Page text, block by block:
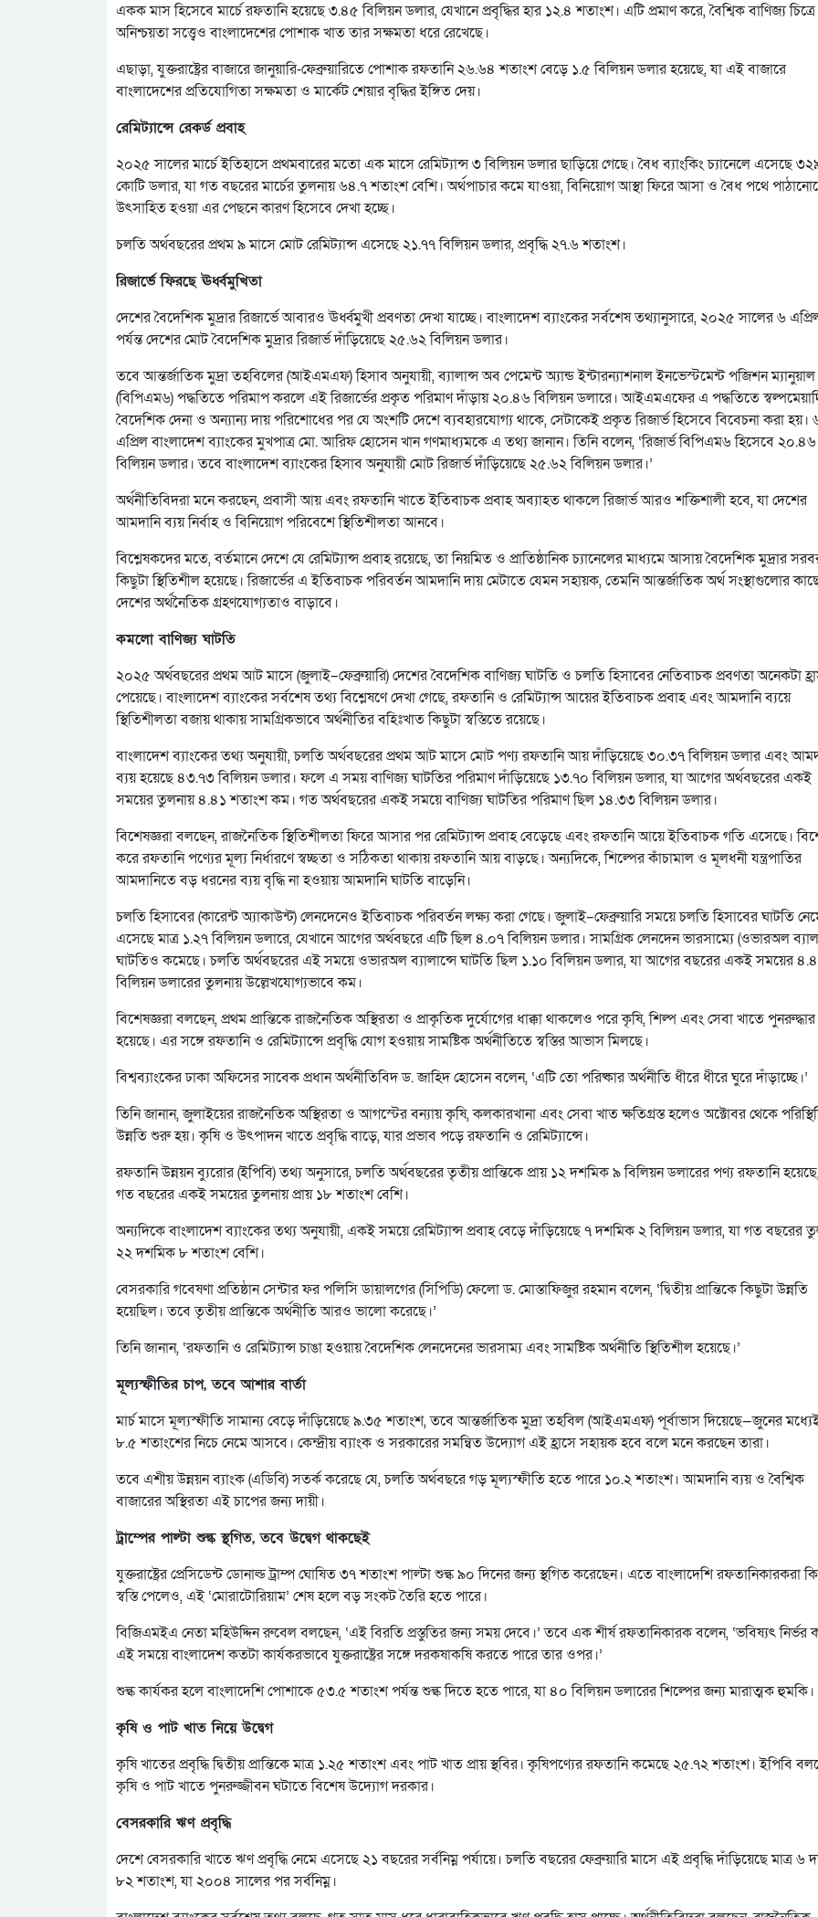
একক মাস হিসেবে মার্চে রফতানি হয়েছে ৩.৪৫ বিলিয়ন ডলার, যেখানে প্রবৃদ্ধির হার ১২.৪ শতাংশ। এটি প্রমাণ করে, বৈশ্বিক বাণিজ্য চিত্রে
অনিশ্চয়তা সত্ত্বেও বাংলাদেশের পোশাক খাত তার সক্ষমতা ধরে রেখেছে।
এছাড়া, যুক্তরাষ্ট্রের বাজারে জানুয়ারি-ফেব্রুয়ারিতে পোশাক রফতানি ২৬.৬৪ শতাংশ বেড়ে ১.৫ বিলিয়ন ডলার হয়েছে, যা এই বাজারে
বাংলাদেশের প্রতিযোগিতা সক্ষমতা ও মার্কেট শেয়ার বৃদ্ধির ইঙ্গিত দেয়।
রেমিট্যান্সে রেকর্ড প্রবাহ
২০২৫ সালের মার্চে ইতিহাসে প্রথমবারের মতো এক মাসে রেমিট্যান্স ৩ বিলিয়ন ডলার ছাড়িয়ে গেছে। বৈধ ব্যাংকিং চ্যানেলে এসেছে
কোটি ডলার, যা গত বছরের মার্চের তুলনায় ৬৪.৭ শতাংশ বেশি। অর্থপাচার কমে যাওয়া, বিনিয়োগ আস্থা ফিরে আসা ও বৈধ পথে
উৎসাহিত হওয়া এর পেছনে কারণ হিসেবে দেখা হচ্ছে।
চলতি অর্থবছরের প্রথম ৯ মাসে মোট রেমিট্যান্স এসেছে ২১.৭৭ বিলিয়ন ডলার, প্রবৃদ্ধি ২৭.৬ শতাংশ।
রিজার্ভে ফিরছে ঊর্ধ্বমুখিতা
দেশের বৈদেশিক মুদ্রার রিজার্ভে আবারও ঊর্ধ্বমুখী প্রবণতা দেখা যাচ্ছে। বাংলাদেশ ব্যাংকের সর্বশেষ তথ্যানুসারে, ২০২৫ সালের ৬
পর্যন্ত দেশের মোট বৈদেশিক মুদ্রার রিজার্ভ দাঁড়িয়েছে ২৫.৬২ বিলিয়ন ডলার।
তবে আন্তর্জাতিক মুদ্রা তহবিলের (আইএমএফ) হিসাব অনুযায়ী, ব্যালান্স অব পেমেন্ট অ্যান্ড ইন্টারন্যাশনাল ইনভেস্টমেন্ট পজিশন ম্যানুয়াল
(বিপিএম৬) পদ্ধতিতে পরিমাপ করলে এই রিজার্ভের প্রকৃত পরিমাণ দাঁড়ায় ২০.৪৬ বিলিয়ন ডলারে। আইএমএফের এ পদ্ধতিতে
বৈদেশিক দেনা ও অন্যান্য দায় পরিশোধের পর যে অংশটি দেশে ব্যবহারযোগ্য থাকে, সেটাকেই প্রকৃত রিজার্ভ হিসেবে বিবেচনা করা হয়।
এপ্রিল বাংলাদেশ ব্যাংকের মুখপাত্র মো. আরিফ হোসেন খান গণমাধ্যমকে এ তথ্য জানান। তিনি বলেন, ‘রিজার্ভ বিপিএম৬ হিসেবে ২০.৪৬
বিলিয়ন ডলার। তবে বাংলাদেশ ব্যাংকের হিসাব অনুযায়ী মোট রিজার্ভ দাঁড়িয়েছে ২৫.৬২ বিলিয়ন ডলার।’
অর্থনীতিবিদরা মনে করছেন, প্রবাসী আয় এবং রফতানি খাতে ইতিবাচক প্রবাহ অব্যাহত থাকলে রিজার্ভ আরও শক্তিশালী হবে, যা দেশের
আমদানি ব্যয় নির্বাহ ও বিনিয়োগ পরিবেশে স্থিতিশীলতা আনবে।
বিশ্লেষকদের মতে, বর্তমানে দেশে যে রেমিট্যান্স প্রবাহ রয়েছে, তা নিয়মিত ও প্রাতিষ্ঠানিক চ্যানেলের মাধ্যমে আসায় বৈদেশিক মুদ্রার
কিছুটা স্থিতিশীল হয়েছে। রিজার্ভের এ ইতিবাচক পরিবর্তন আমদানি দায় মেটাতে যেমন সহায়ক, তেমনি আন্তর্জাতিক অর্থ সংস্থাগুলোর
দেশের অর্থনৈতিক গ্রহণযোগ্যতাও বাড়াবে।
কমলো বাণিজ্য ঘাটতি
২০২৫ অর্থবছরের প্রথম আট মাসে (জুলাই–ফেব্রুয়ারি) দেশের বৈদেশিক বাণিজ্য ঘাটতি ও চলতি হিসাবের নেতিবাচক প্রবণতা অনেকটা
পেয়েছে। বাংলাদেশ ব্যাংকের সর্বশেষ তথ্য বিশ্লেষণে দেখা গেছে, রফতানি ও রেমিট্যান্স আয়ের ইতিবাচক প্রবাহ এবং আমদানি ব্যয়ে
স্থিতিশীলতা বজায় থাকায় সামগ্রিকভাবে অর্থনীতির বহিঃখাত কিছুটা স্বস্তিতে রয়েছে।
বাংলাদেশ ব্যাংকের তথ্য অনুযায়ী, চলতি অর্থবছরের প্রথম আট মাসে মোট পণ্য রফতানি আয় দাঁড়িয়েছে ৩০.৩৭ বিলিয়ন ডলার এবং
ব্যয় হয়েছে ৪৩.৭৩ বিলিয়ন ডলার। ফলে এ সময় বাণিজ্য ঘাটতির পরিমাণ দাঁড়িয়েছে ১৩.৭০ বিলিয়ন ডলার, যা আগের অর্থবছরের একই
সময়ের তুলনায় ৪.৪১ শতাংশ কম। গত অর্থবছরের একই সময়ে বাণিজ্য ঘাটতির পরিমাণ ছিল ১৪.৩৩ বিলিয়ন ডলার।
বিশেষজ্ঞরা বলছেন, রাজনৈতিক স্থিতিশীলতা ফিরে আসার পর রেমিট্যান্স প্রবাহ বেড়েছে এবং রফতানি আয়ে ইতিবাচক গতি এসেছে।
করে রফতানি পণ্যের মূল্য নির্ধারণে স্বচ্ছতা ও সঠিকতা থাকায় রফতানি আয় বাড়ছে। অন্যদিকে, শিল্পের কাঁচামাল ও মূলধনী যন্ত্রপাতির
আমদানিতে বড় ধরনের ব্যয় বৃদ্ধি না হওয়ায় আমদানি ঘাটতি বাড়েনি।
চলতি হিসাবের (কারেন্ট অ্যাকাউন্ট) লেনদেনেও ইতিবাচক পরিবর্তন লক্ষ্য করা গেছে। জুলাই–ফেব্রুয়ারি সময়ে চলতি হিসাবের ঘাটতি
এসেছে মাত্র ১.২৭ বিলিয়ন ডলারে, যেখানে আগের অর্থবছরে এটি ছিল ৪.০৭ বিলিয়ন ডলার। সামগ্রিক লেনদেন ভারসাম্যে (ওভারঅল
ঘাটতিও কমেছে। চলতি অর্থবছরের এই সময়ে ওভারঅল ব্যালান্সে ঘাটতি ছিল ১.১০ বিলিয়ন ডলার, যা আগের বছরের একই সময়ের
বিলিয়ন ডলারের তুলনায় উল্লেখযোগ্যভাবে কম।
বিশেষজ্ঞরা বলছেন, প্রথম প্রান্তিকে রাজনৈতিক অস্থিরতা ও প্রাকৃতিক দুর্যোগের ধাক্কা থাকলেও পরে কৃষি, শিল্প এবং সেবা খাতে
হয়েছে। এর সঙ্গে রফতানি ও রেমিট্যান্সে প্রবৃদ্ধি যোগ হওয়ায় সামষ্টিক অর্থনীতিতে স্বস্তির আভাস মিলছে।
বিশ্বব্যাংকের ঢাকা অফিসের সাবেক প্রধান অর্থনীতিবিদ ড. জাহিদ হোসেন বলেন, ‘এটি তো পরিষ্কার অর্থনীতি ধীরে ধীরে ঘুরে দাঁড়াচ্ছে।’
তিনি জানান, জুলাইয়ের রাজনৈতিক অস্থিরতা ও আগস্টের বন্যায় কৃষি, কলকারখানা এবং সেবা খাত ক্ষতিগ্রস্ত হলেও অক্টোবর থেকে
উন্নতি শুরু হয়। কৃষি ও উৎপাদন খাতে প্রবৃদ্ধি বাড়ে, যার প্রভাব পড়ে রফতানি ও রেমিট্যান্সে।
রফতানি উন্নয়ন ব্যুরোর (ইপিবি) তথ্য অনুসারে, চলতি অর্থবছরের তৃতীয় প্রান্তিকে প্রায় ১২ দশমিক ৯ বিলিয়ন ডলারের পণ্য রফতানি
গত বছরের একই সময়ের তুলনায় প্রায় ১৮ শতাংশ বেশি।
অন্যদিকে বাংলাদেশ ব্যাংকের তথ্য অনুযায়ী, একই সময়ে রেমিট্যান্স প্রবাহ বেড়ে দাঁড়িয়েছে ৭ দশমিক ২ বিলিয়ন ডলার, যা গত বছরের
২২ দশমিক ৮ শতাংশ বেশি।
বেসরকারি গবেষণা প্রতিষ্ঠান সেন্টার ফর পলিসি ডায়ালগের (সিপিডি) ফেলো ড. মোস্তাফিজুর রহমান বলেন, ‘দ্বিতীয় প্রান্তিকে কিছুটা উন্নতি
হয়েছিল। তবে তৃতীয় প্রান্তিকে অর্থনীতি আরও ভালো করেছে।’
তিনি জানান, ‘রফতানি ও রেমিট্যান্স চাঙা হওয়ায় বৈদেশিক লেনদেনের ভারসাম্য এবং সামষ্টিক অর্থনীতি স্থিতিশীল হয়েছে।’
মূল্যস্ফীতির চাপ, তবে আশার বার্তা
মার্চ মাসে মূল্যস্ফীতি সামান্য বেড়ে দাঁড়িয়েছে ৯.৩৫ শতাংশ, তবে আন্তর্জাতিক মুদ্রা তহবিল (আইএমএফ) পূর্বাভাস দিয়েছে—জুনের
৮.৫ শতাংশের নিচে নেমে আসবে। কেন্দ্রীয় ব্যাংক ও সরকারের সমন্বিত উদ্যোগ এই হ্রাসে সহায়ক হবে বলে মনে করছেন তারা।
তবে এশীয় উন্নয়ন ব্যাংক (এডিবি) সতর্ক করেছে যে, চলতি অর্থবছরে গড় মূল্যস্ফীতি হতে পারে ১০.২ শতাংশ। আমদানি ব্যয় ও বৈশ্বিক
বাজারের অস্থিরতা এই চাপের জন্য দায়ী।
ট্রাম্পের পাল্টা শুল্ক স্থগিত, তবে উদ্বেগ থাকছেই
যুক্তরাষ্ট্রের প্রেসিডেন্ট ডোনাল্ড ট্রাম্প ঘোষিত ৩৭ শতাংশ পাল্টা শুল্ক ৯০ দিনের জন্য স্থগিত করেছেন। এতে বাংলাদেশি রফতানিকারকরা
স্বস্তি পেলেও, এই ‘মোরাটোরিয়াম’ শেষ হলে বড় সংকট তৈরি হতে পারে।
বিজিএমইএ নেতা মহিউদ্দিন রুবেল বলছেন, ‘এই বিরতি প্রস্তুতির জন্য সময় দেবে।’ তবে এক শীর্ষ রফতানিকারক বলেন, ‘ভবিষ্যৎ নির্ভর
এই সময়ে বাংলাদেশ কতটা কার্যকরভাবে যুক্তরাষ্ট্রের সঙ্গে দরকষাকষি করতে পারে তার ওপর।’
শুল্ক কার্যকর হলে বাংলাদেশি পোশাকে ৫৩.৫ শতাংশ পর্যন্ত শুল্ক দিতে হতে পারে, যা ৪০ বিলিয়ন ডলারের শিল্পের জন্য মারাত্মক হুমকি।
কৃষি ও পাট খাত নিয়ে উদ্বেগ
কৃষি খাতের প্রবৃদ্ধি দ্বিতীয় প্রান্তিকে মাত্র ১.২৫ শতাংশ এবং পাট খাত প্রায় স্থবির। কৃষিপণ্যের রফতানি কমেছে ২৫.৭২ শতাংশ। ইপিবি
কৃষি ও পাট খাতে পুনরুজ্জীবন ঘটাতে বিশেষ উদ্যোগ দরকার।
বেসরকারি ঋণ প্রবৃদ্ধি
দেশে বেসরকারি খাতে ঋণ প্রবৃদ্ধি নেমে এসেছে ২১ বছরের সর্বনিম্ন পর্যায়ে। চলতি বছরের ফেব্রুয়ারি মাসে এই প্রবৃদ্ধি দাঁড়িয়েছে মাত্র ৬
৮২ শতাংশ, যা ২০০৪ সালের পর সর্বনিম্ন।